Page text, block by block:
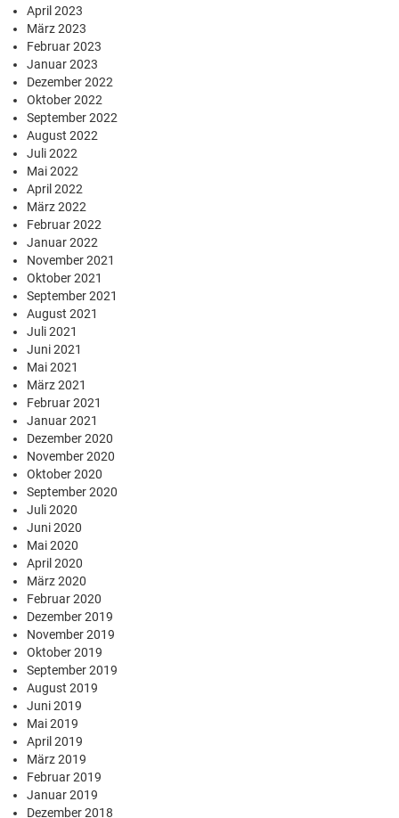
April 2023
März 2023
Februar 2023
Januar 2023
Dezember 2022
Oktober 2022
September 2022
August 2022
Juli 2022
Mai 2022
April 2022
März 2022
Februar 2022
Januar 2022
November 2021
Oktober 2021
September 2021
August 2021
Juli 2021
Juni 2021
Mai 2021
März 2021
Februar 2021
Januar 2021
Dezember 2020
November 2020
Oktober 2020
September 2020
Juli 2020
Juni 2020
Mai 2020
April 2020
März 2020
Februar 2020
Dezember 2019
November 2019
Oktober 2019
September 2019
August 2019
Juni 2019
Mai 2019
April 2019
März 2019
Februar 2019
Januar 2019
Dezember 2018